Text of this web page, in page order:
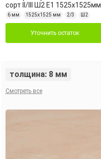
сорт II/III Ш2 Е1 1525х1525мм
6 мм 1525х1525 мм 2/3 Ш2
Уточнить остаток
толщина: 8 мм
Смотреть все